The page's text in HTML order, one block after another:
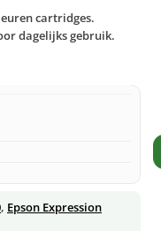
cartridges.
dagelijks gebruik.
, Epson Expression